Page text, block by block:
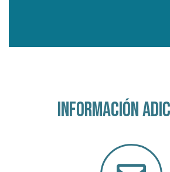
INFORMACIÓN